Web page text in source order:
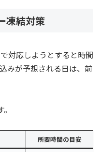
凍結対策
対応しようとすると時間
みが予想される日は、前
所要時間の目安